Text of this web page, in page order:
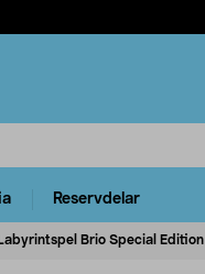
Reservdelar
Labyrintspel Brio Special Edition